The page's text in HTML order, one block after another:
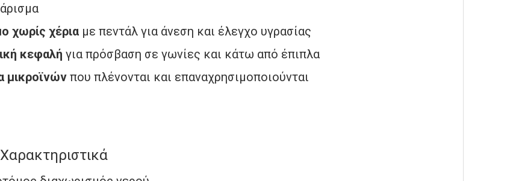
χωρίς χέρια με πεντάλ για άνεση και έλεγχο υγρασίας
κεφαλή για πρόσβαση σε γωνίες και κάτω από έπιπλα
μικροϊνών που πλένονται και επαναχρησιμοποιούνται